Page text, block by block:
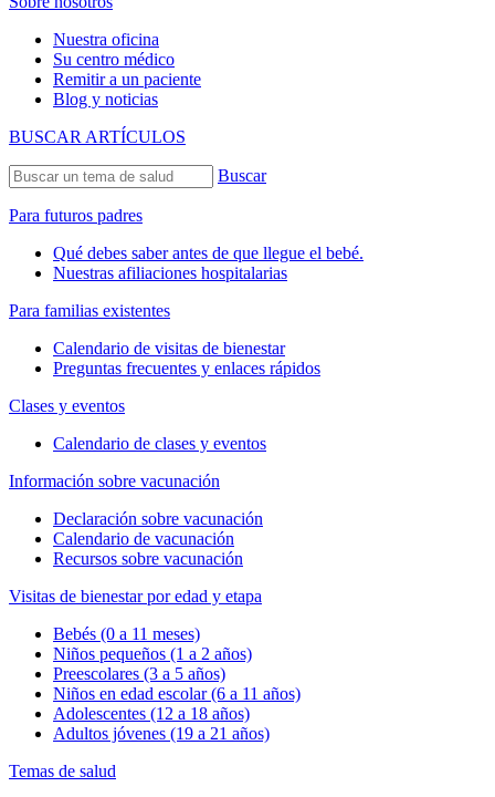
Nuestra oficina
Su centro médico
Remitir a un paciente
Blog y noticias
BUSCAR ARTÍCULOS
Buscar
Para futuros padres
Qué debes saber antes de que llegue el bebé.
Nuestras afiliaciones hospitalarias
Para familias existentes
Calendario de visitas de bienestar
Preguntas frecuentes y enlaces rápidos
Clases y eventos
Calendario de clases y eventos
Información sobre vacunación
Declaración sobre vacunación
Calendario de vacunación
Recursos sobre vacunación
Visitas de bienestar por edad y etapa
Bebés (0 a 11 meses)
Niños pequeños (1 a 2 años)
Preescolares (3 a 5 años)
Niños en edad escolar (6 a 11 años)
Adolescentes (12 a 18 años)
Adultos jóvenes (19 a 21 años)
Temas de salud